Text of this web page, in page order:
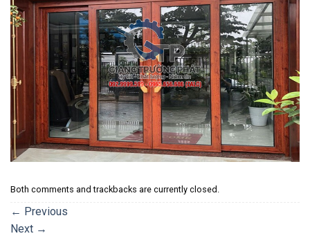
Both comments and trackbacks are currently closed.
← Previous
Next →